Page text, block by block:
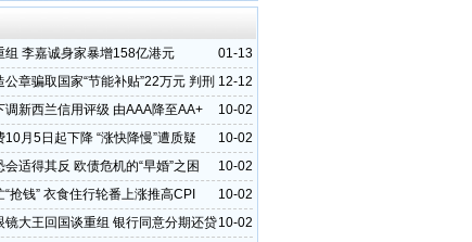
01-13
组 李嘉诚身家暴增158亿港元
12-12
章骗取国家“节能补贴”22万元 判刑
10-02
调新西兰信用评级 由AAA降至AA+
10-02
10月5日起下降 “涨快降慢”遭质疑
10-02
适得其反 欧债危机的“早婚”之困
10-02
“抢钱” 衣食住行轮番上涨推高CPI
10-02
镜大王回国谈重组 银行同意分期还贷